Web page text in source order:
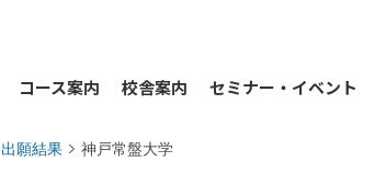
コース案内 校舎案内 セミナー・イベント
出願結果 神戸常盤大学